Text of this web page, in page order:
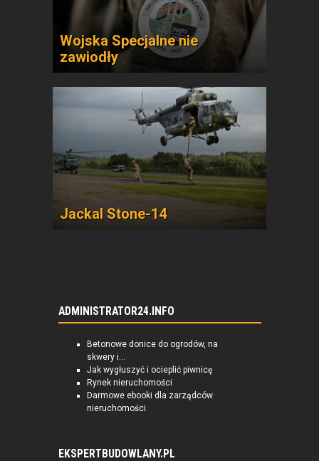
Wojska Specjalne nie
zawiodły
Jackal Stone-14
ADMINISTRATOR24.INFO
Betonowe donice do ogrodów, na
skwery i...
Jak wygłuszyć i ocieplić piwnicę
Rynek nieruchomości
Darmowe ebooki dla zarządców
nieruchomości
EKSPERTBUDOWLANY.PL